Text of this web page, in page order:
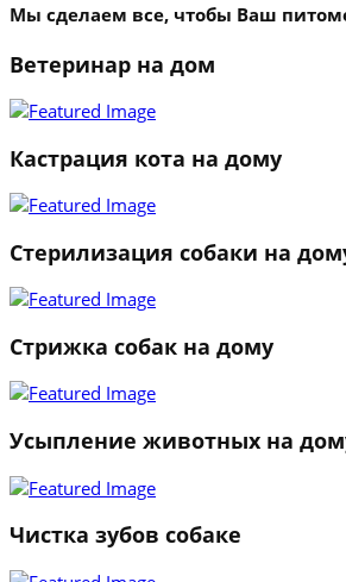
Мы сделаем все, чтобы Ваш
Ветеринар на дом
Кастрация кота на дому
Стерилизация собаки на
Стрижка собак на дому
Усыпление животных на
Чистка зубов собаке